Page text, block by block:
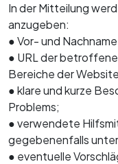
In der Mitteilung
anzugeben:
● Vor- und
● URL der
Bereiche der
● klare und kurze
Problems;
● verwendete
gegebenenfalls
● eventuelle